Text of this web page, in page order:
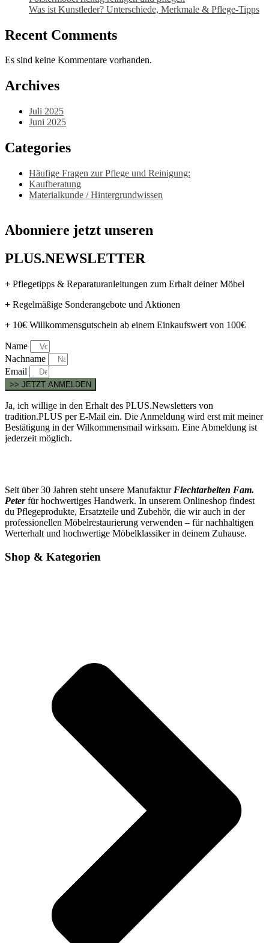
Was ist Kunstleder? Unterschiede, Merkmale & Pflege-Tipps
Recent Comments
Es sind keine Kommentare vorhanden.
Archives
Juli 2025
Juni 2025
Categories
Häufige Fragen zur Pflege und Reinigung:
Kaufberatung
Materialkunde / Hintergrundwissen
Abonniere jetzt unseren
PLUS.NEWSLETTER
+ Pflegetipps & Reparaturanleitungen zum Erhalt deiner Möbel
+ Regelmäßige Sonderangebote und Aktionen
+ 10€ Willkommensgutschein ab einem Einkaufswert von 100€
Name
Nachname
Email
>> JETZT ANMELDEN
Ja, ich willige in den Erhalt des PLUS.Newsletters von
tradition.PLUS per E-Mail ein. Die Anmeldung wird erst mit meiner
Bestätigung in der Wilkommensmail wirksam. Eine Abmeldung ist
jederzeit möglich.
Seit über 30 Jahren steht unsere Manufaktur Flechtarbeiten Fam.
Peterfür hochwertiges Handwerk. In unserem Onlineshop findest
du Pflegeprodukte, Ersatzteile und Zubehör, die wir auch in der
professionellen Möbelrestaurierung verwenden – für nachhaltigen
Werterhalt und hochwertige Möbelklassiker in deinem Zuhause.
Shop & Kategorien